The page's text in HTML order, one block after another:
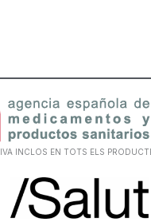
IVA INCLOS EN TOTS ELS